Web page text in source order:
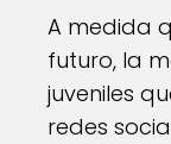
A medida
futuro, la
juveniles
redes